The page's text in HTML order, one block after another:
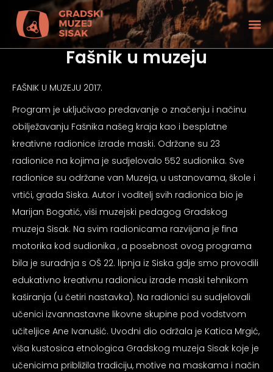
Fašnik u muzeju
FAŠNIK U MUZEJU 2017.
Program je uključivao predavanje o značenju i načinu
obilježavanju Fašnika našeg kraja kao i besplatne
kreativne radionice izrade maski. Održane su 23
radionice na kojima je sudjelovalo 552 sudionika. Sve
radionice su održane van Muzeja, u ustanovama, škole i
vrtići, grada Siska. Autor i voditelj svih radionica bio je
Marijan Bogatić, viši muzejski pedagog Gradskog
muzeja Sisak. Na svim radionicama razvijana je fina
motorika kod sudionika , a posebnost ovog programa
bila je suradnja s OŠ 22. lipnja iz Siska gdje smo provodili
edukativno kreativnu radionicu izrade maski tehnikom
kaširanja (u četiri nastavka). Na radionici su sudjelovali
učenici izvannastavne likovne skupine pod vodstvom
učiteljice Ane Ivanušić. Uvodni dio održala je Katica Mrgić,
viša kustosica etnologica Gradskog muzeja Sisak koje je
učenicima približila tradiciju, motive na maskama i način
vida